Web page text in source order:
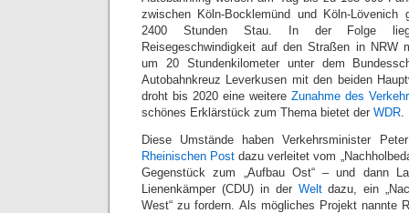
zwischen Köln-Bocklemünd und Köln-
2400 Stunden Stau. In der Folge
Reisegeschwindigkeit auf den Straßen in NRW
um 20 Stundenkilometer unter dem
Autobahnkreuz Leverkusen mit den beiden
droht bis 2020 eine weitere Zunahme des
schönes Erklärstück zum Thema bietet der WDR
Diese Umstände haben Verkehrsminister
Rheinischen Post dazu verleitet vom
Gegenstück zum „Aufbau Ost“ – und dann
Lienenkämper (CDU) in der Weltdazu, ein
West“ zu fordern. Als mögliches Projekt nannte